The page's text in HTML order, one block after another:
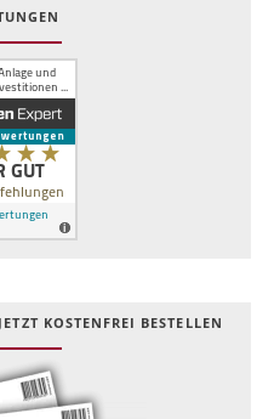
KOSTEN­FREI BESTELLEN